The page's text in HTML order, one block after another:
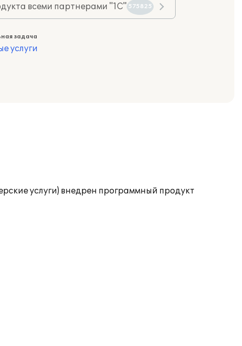
всеми партнерами "1С" 575825
задача
услуги
услуги) внедрен программный продукт